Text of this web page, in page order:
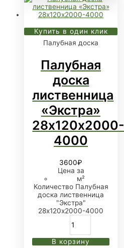
Купить в один клик
Палубная доска
Палубная
доска
лиственница
«Экстра»
28х120х2000-
4000
3600₽
Цена за
м²
Количество Палубная
доска лиственница
"Экстра"
28х120х2000-4000
В корзину